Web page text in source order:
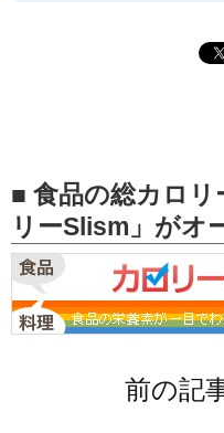
■ 食品の総カロ
リーSlism」がオ
前の記